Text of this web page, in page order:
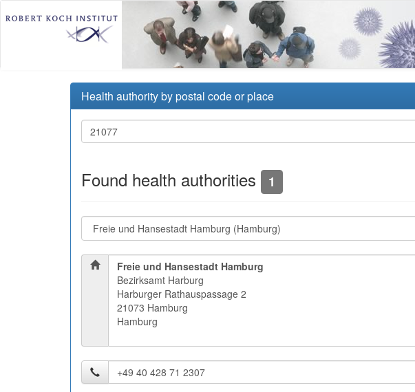
Health authority by postal code or place
Found health authorities 1
Freie und Hansestadt Hamburg
Bezirksamt Harburg
Harburger Rathauspassage 2
21073 Hamburg
Hamburg